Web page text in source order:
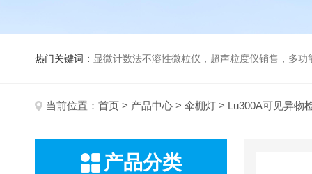
热门关键词： 显微计数法不溶性微粒仪，超声粒度仪销售，多功能超声粒度分析仪，粒度及
当前位置： 首页 > 产品中心 > 伞棚灯 > Lu300A可见异物
产品分类